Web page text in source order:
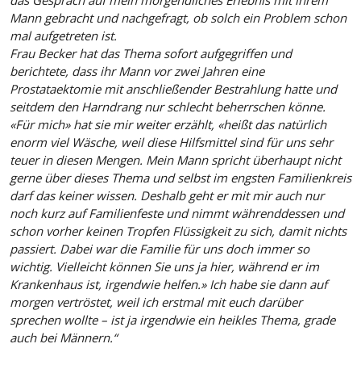
Mann gebracht und nachgefragt, ob solch ein Problem schon
mal aufgetreten ist.
Frau Becker hat das Thema sofort aufgegriffen und
berichtete, dass ihr Mann vor zwei Jahren eine
Prostataektomie mit anschließender Bestrahlung hatte und
seitdem den Harndrang nur schlecht beherrschen könne.
«Für mich» hat sie mir weiter erzählt, «heißt das natürlich
enorm viel Wäsche, weil diese Hilfsmittel sind für uns sehr
teuer in diesen Mengen. Mein Mann spricht überhaupt nicht
gerne über dieses Thema und selbst im engsten Familienkreis
darf das keiner wissen. Deshalb geht er mit mir auch nur
noch kurz auf Familienfeste und nimmt währenddessen und
schon vorher keinen Tropfen Flüssigkeit zu sich, damit nichts
passiert. Dabei war die Familie für uns doch immer so
wichtig. Vielleicht können Sie uns ja hier, während er im
Krankenhaus ist, irgendwie helfen.» Ich habe sie dann auf
morgen vertröstet, weil ich erstmal mit euch darüber
sprechen wollte – ist ja irgendwie ein heikles Thema, grade
auch bei Männern.“